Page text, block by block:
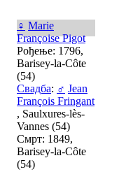
♀ Marie
Françoise Pigot
Рођење: 1796,
Barisey-la-Côte
(54)
Свадба: ♂ Jean
François Fringant
, Saulxures-lès-
Vannes (54)
Смрт: 1849,
Barisey-la-Côte
(54)